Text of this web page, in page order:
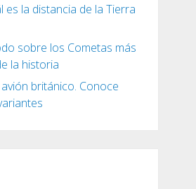
es la distancia de la Tierra
sobre los Cometas más
la historia
británico. Conoce